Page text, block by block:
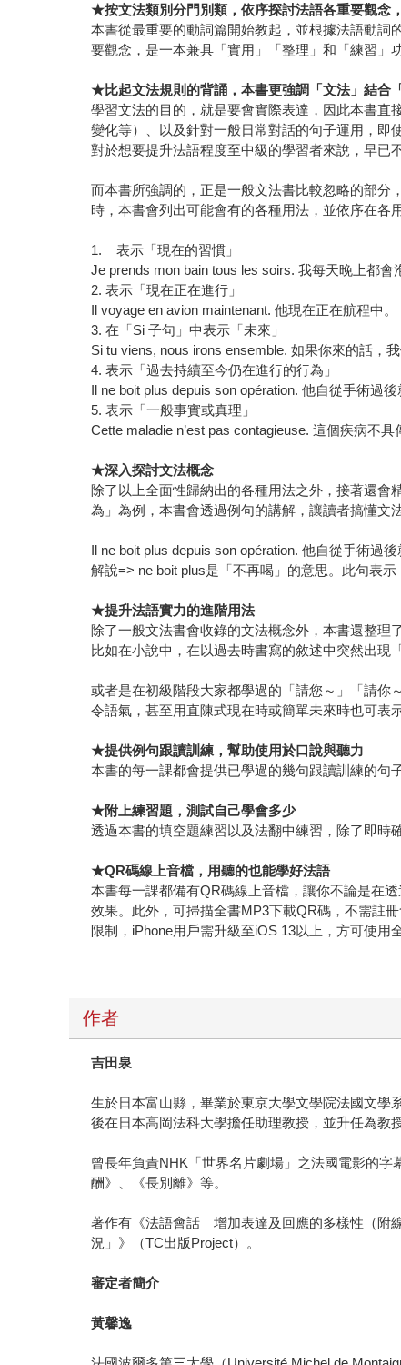
★按文法類別分門別類，依序探討法語各重要觀念
本書從最重要的動詞篇開始教起，並根據法語動詞
要觀念，是一本兼具「實用」「整理」和「練習」
★比起文法規則的背誦，本書更強調「文法」結合
學習文法的目的，就是要會實際表達，因此本書直
變化等）、以及針對一般日常對話的句子運用，即
對於想要提升法語程度至中級的學習者來說，早已
而本書所強調的，正是一般文法書比較忽略的部分
時，本書會列出可能會有的各種用法，並依序在各
1. 表示「現在的習慣」
Je prends mon bain tous les soirs. 我每天晚上都會
2. 表示「現在正在進行」
Il voyage en avion maintenant. 他現在正在航程中。
3. 在「Si 子句」中表示「未來」
Si tu viens, nous irons ensemble. 如果你來的話，我
4. 表示「過去持續至今仍在進行的行為」
Il ne boit plus depuis son opération. 他自從手術過後
5. 表示「一般事實或真理」
Cette maladie n’est pas contagieuse. 這個疾病不具
★深入探討文法概念
除了以上全面性歸納出的各種用法之外，接著還
為」為例，本書會透過例句的講解，讓讀者搞懂文
Il ne boit plus depuis son opération. 他自從手術過後
解說=> ne boit plus是「不再喝」的意思。此句表示
★提升法語實力的進階用法
除了一般文法書會收錄的文法概念外，本書還整理
比如在小說中，在以過去時書寫的敘述中突然出現
或者是在初級階段大家都學過的「請您～」「請你
令語氣，甚至用直陳式現在時或簡單未來時也可表
★提供例句跟讀訓練，幫助使用於口說與聽力
本書的每一課都會提供已學過的幾句跟讀訓練的句
★附上練習題，測試自己學會多少
透過本書的填空題練習以及法翻中練習，除了即時
★QR碼線上音檔，用聽的也能學好法語
本書每一課都備有QR碼線上音檔，讓你不論是在
效果。此外，可掃描全書MP3下載QR碼，不需註
限制，iPhone用戶需升級至iOS 13以上，方可使用
作者
吉田泉
生於日本富山縣，畢業於東京大學文學院法國文學
後在日本高岡法科大學擔任助理教授，並升任為教
曾長年負責NHK「世界名片劇場」之法國電影的
酬》、《長別離》等。
著作有《法語會話 增加表達及回應的多樣性（附
況」》（TC出版Project）。
審定者簡介
黃馨逸